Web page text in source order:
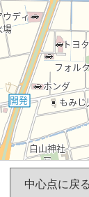
中心点に戻る